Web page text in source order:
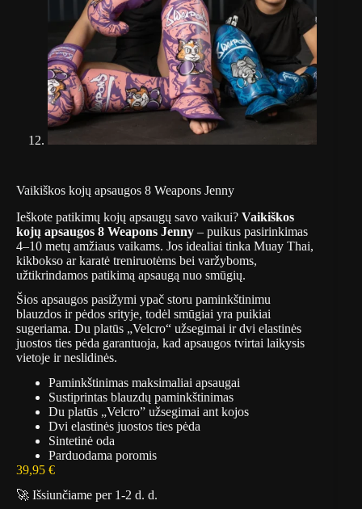
Vaikiškos kojų apsaugos 8 Weapons Jenny
Ieškote patikimų kojų apsaugų savo vaikui? Vaikiškos
kojų apsaugos 8 Weapons Jenny – puikus pasirinkimas
4–10 metų amžiaus vaikams. Jos idealiai tinka Muay Thai,
kikbokso ar karatė treniruotėms bei varžyboms,
užtikrindamos patikimą apsaugą nuo smūgių.
Šios apsaugos pasižymi ypač storu paminkštinimu
blauzdos ir pėdos srityje, todėl smūgiai yra puikiai
sugeriama. Du platūs „Velcro“ užsegimai ir dvi elastinės
juostos ties pėda garantuoja, kad apsaugos tvirtai laikysis
vietoje ir neslidinės.
Paminkštinimas maksimaliai apsaugai
Sustiprintas blauzdų paminkštinimas
Du platūs „Velcro” užsegimai ant kojos
Dvi elastinės juostos ties pėda
Sintetinė oda
Parduodama poromis
39,95 €
🚀 Išsiunčiame per 1-2 d. d.